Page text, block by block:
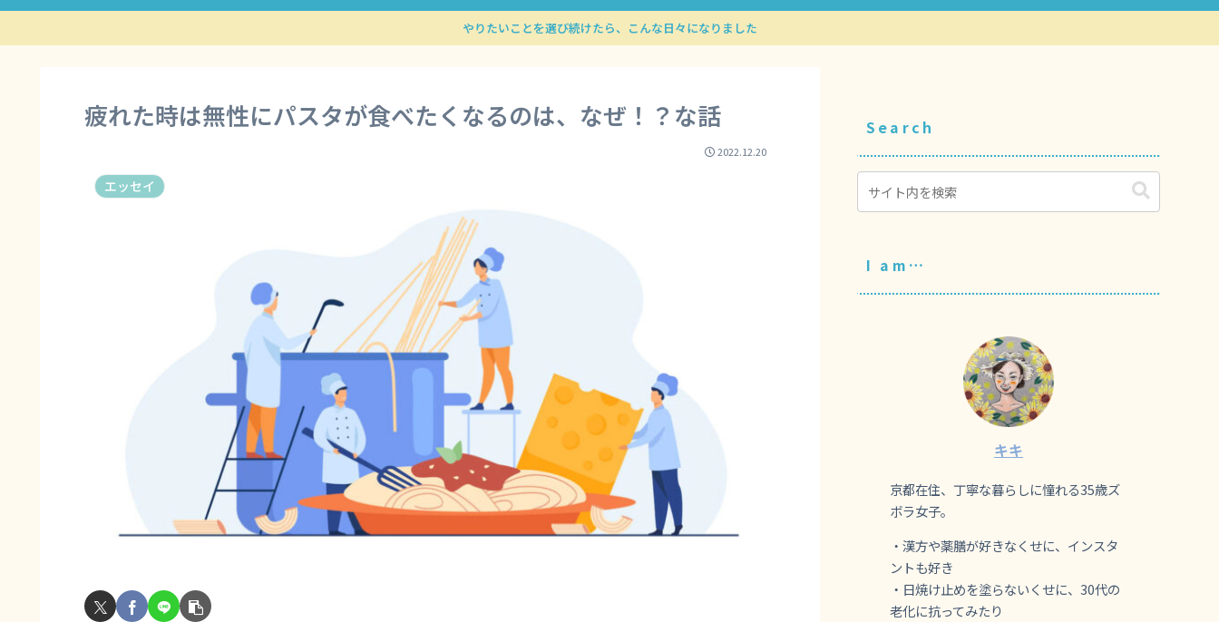
やりたいことを選び続けたら、こんな日々になりました
疲れた時は無性にパスタが食べたくなるのは、なぜ！？な話
2022.12.20
エッセイ
Search
I am…
キキ
京都在住、丁寧な暮らしに憧れる35歳ズ
ボラ女子。
・漢方や薬膳が好きなくせに、インスタ
ントも好き
・日焼け止めを塗らないくせに、30代の
老化に抗ってみたり